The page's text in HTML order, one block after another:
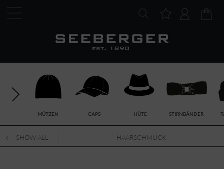
MÜTZEN CAPS HÜTE STIRNBÄNDER
SHOW ALL HAARSCHMUCK